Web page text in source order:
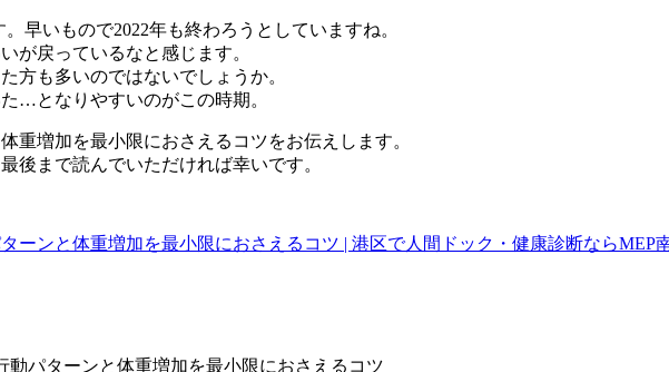
早いもので2022年も終わろうとしていますね。
が戻っているなと感じます。
方も多いのではないでしょうか。
…となりやすいのがこの時期。
重増加を最小限におさえるコツをお伝えします。
後まで読んでいただければ幸いです。
ーンと体重増加を最小限におさえるコツ | 港区で人間ドック・健康診断ならMEP南
パターンと体重増加を最小限におさえるコツ